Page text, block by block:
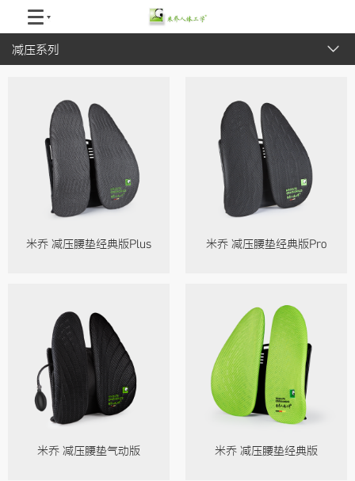
减压系列
办公系列
睡眠系列
减压系列
护脊系列
产品配件
米乔 减压腰垫经典版Plus 米乔 减压腰垫经典版Pro
米乔 减压腰垫气动版 米乔 减压腰垫经典版